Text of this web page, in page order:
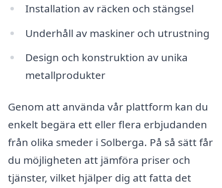
Installation av räcken och stängsel
Underhåll av maskiner och utrustning
Design och konstruktion av unika
metallprodukter
Genom att använda vår plattform kan du
enkelt begära ett eller flera erbjudanden
från olika smeder i Solberga. På så sätt får
du möjligheten att jämföra priser och
tjänster, vilket hjälper dig att fatta det